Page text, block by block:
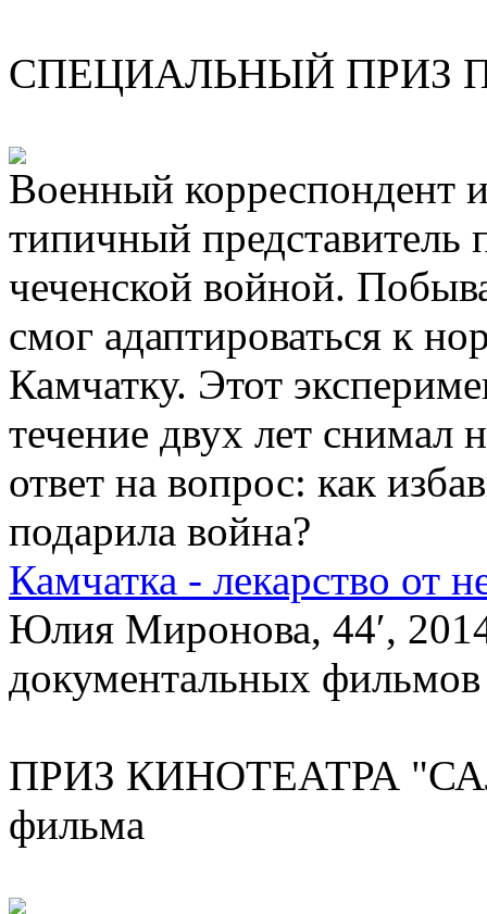
СПЕЦИАЛЬНЫЙ ПРИЗ
Военный корреспондент
типичный представитель
чеченской войной.
смог адаптироваться к
Камчатку. Этот
течение двух лет снимал
ответ на вопрос: как
подарила война?
Камчатка - лекарство от
Юлия Миронова, 44′,
документальных фильмов
ПРИЗ КИНОТЕАТРА
фильма